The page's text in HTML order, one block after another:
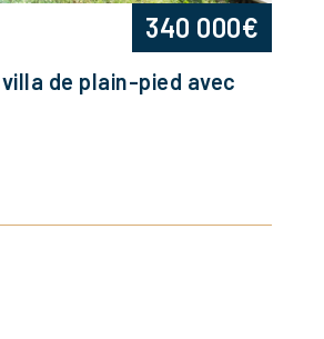
de plain-pied avec
340 000€